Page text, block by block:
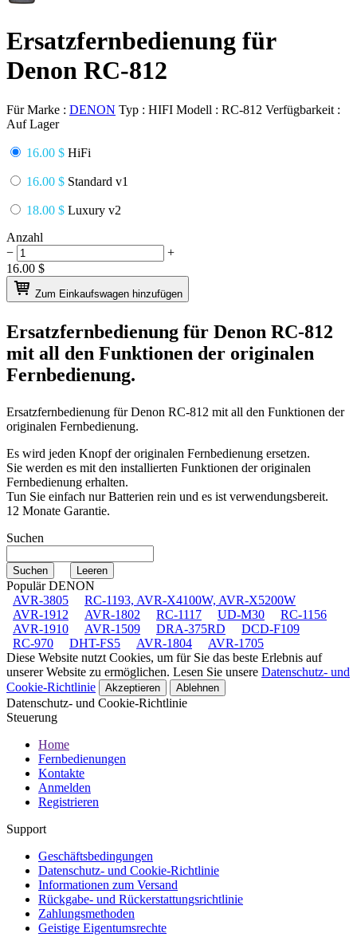
Ersatzfernbedienung für
Denon RC-812
Für Marke : DENON Typ : HIFI Modell : RC-812 Verfügbarkeit :
Auf Lager
16.00 $ HiFi
16.00 $ Standard v1
18.00 $ Luxury v2
Anzahl
−
+
16.00 $
Zum Einkaufswagen hinzufügen
Ersatzfernbedienung für Denon RC-812
mit all den Funktionen der originalen
Fernbedienung.
Ersatzfernbedienung fürDenon RC-812 mit all den Funktionen der
originalen Fernbedienung.
Es wird jeden Knopf der originalen Fernbedienung ersetzen.
Sie werden es mit den installierten Funktionen der originalen
Fernbedienung erhalten.
Tun Sie einfach nur Batterien rein und es ist verwendungsbereit.
12 Monate Garantie.
Suchen
Populär DENON
AVR-3805
RC-1193, AVR-X4100W, AVR-X5200W
AVR-1912
AVR-1802 RC-1117 UD-M30
RC-1156
AVR-1910
AVR-1509 DRA-375RD
DCD-F109
RC-970
DHT-FS5 AVR-1804
AVR-1705
Diese Website nutzt Cookies, um für Sie das beste Erlebnis auf
unserer Website zu ermöglichen. Lesen Sie unsere Datenschutz- und
Cookie-Richtlinie
Akzeptieren Ablehnen
Datenschutz- und Cookie-Richtlinie
Steuerung
Home
Fernbedienungen
Kontakte
Anmelden
Registrieren
Support
Geschäftsbedingungen
Datenschutz- und Cookie-Richtlinie
Informationen zum Versand
Rückgabe- und Rückerstattungsrichtlinie
Zahlungsmethoden
Geistige Eigentumsrechte